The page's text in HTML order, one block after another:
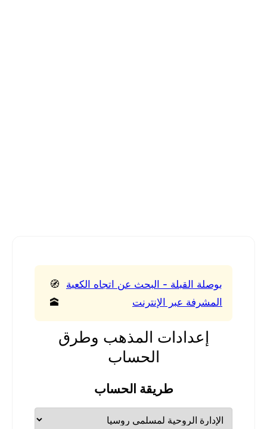
بوصلة القبلة - البحث عن اتجاه الكعبة
المشرفة عبر الإنترنت
🧭
🕋
إعدادات المذهب وطرق
الحساب
طريقة الحساب